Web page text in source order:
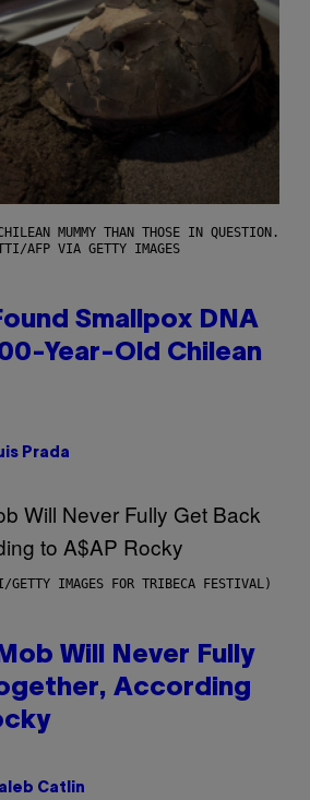
MUMMY THAN THOSE IN QUESTION.
AFP VIA GETTY IMAGES
Smallpox DNA
Year-Old Chilean
Prada
GETTY IMAGES FOR TRIBECA FESTIVAL)
Will Never Fully
According
Catlin